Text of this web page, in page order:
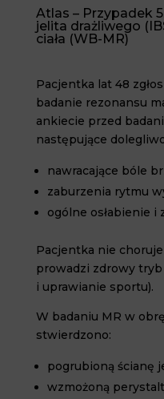
Atlas – Przypadek
jelita drażliwego
ciała (WB-MR)
Pacjentka lat 48
badanie rezonansu
ankiecie przed
następujące
nawracające bóle
zaburzenia rytmu
ogólne osłabienie i
Pacjentka nie
prowadzi zdrowy
i uprawianie sportu).
W badaniu MR w
stwierdzono:
pogrubioną ścianę
wzmożoną